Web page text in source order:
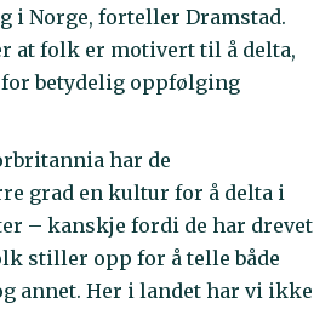
i Norge, forteller Dramstad.
at folk er motivert til å delta,
for betydelig oppfølging
har de
grad en kultur for å delta i
– kanskje fordi de har drevet
stiller opp for å telle både
annet. Her i landet har vi ikke